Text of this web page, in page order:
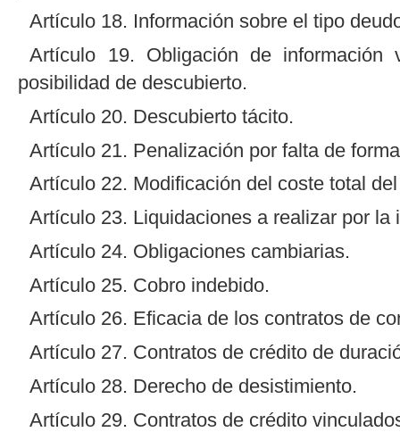
Artículo 18. Información sobre el tipo
Artículo 19. Obligación de
posibilidad de descubierto.
Artículo 20. Descubierto tácito.
Artículo 21. Penalización por falta de
Artículo 22. Modificación del coste total
Artículo 23. Liquidaciones a realizar por
Artículo 24. Obligaciones cambiarias.
Artículo 25. Cobro indebido.
Artículo 26. Eficacia de los contratos de
Artículo 27. Contratos de crédito de
Artículo 28. Derecho de desistimiento.
Artículo 29. Contratos de crédito